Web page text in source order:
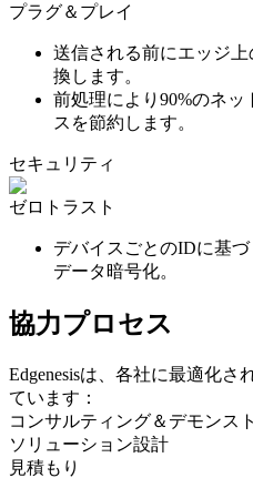
プラグ＆プレイ
送信される前にエッジ上
換します。
前処理により90%のネ
スを節約します。
セキュリティ
ゼロトラスト
デバイスごとのIDに基
データ暗号化。
協力プロセス
Edgenesisは、各社に最適化
ています：
コンサルティング＆デモンス
ソリューション設計
見積もり